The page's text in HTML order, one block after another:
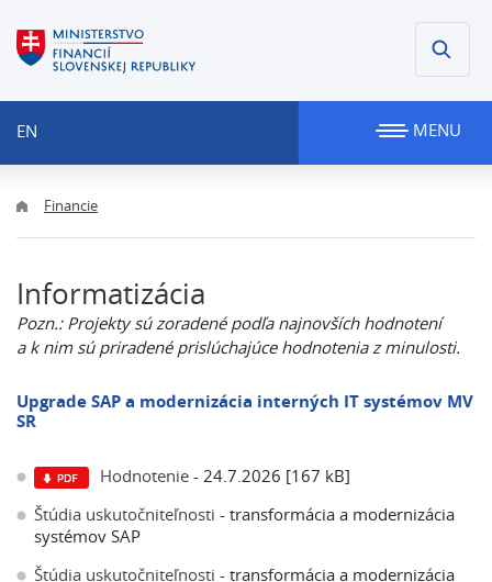
EN MENU
Financie
Informatizácia
Pozn.: Projekty sú zoradené podľa najnovších hodnotení
a k nim sú priradené prislúchajúce hodnotenia z minulosti.
Upgrade SAP a modernizácia interných IT systémov MV
SR
Hodnotenie - 24.7.2026 [167 kB]
Štúdia uskutočniteľnosti - transformácia a modernizácia
systémov SAP
Štúdia uskutočniteľnosti - transformácia a modernizácia